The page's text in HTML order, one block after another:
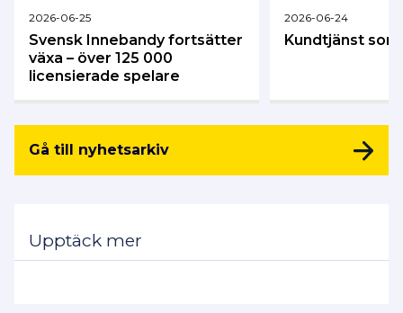
2026-06-25
Svensk Innebandy fortsätter
växa – över 125 000
licensierade spelare
2026-06-24
Kundtjänst
Gå till nyhetsarkiv
Upptäck mer